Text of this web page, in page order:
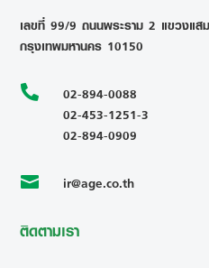
เลขที่ 99/9 ถนนพระราม 2 แขวงแส
กรุงเทพมหานคร 10150

02-894-0088
02-453-1251-3
02-894-0909
 ir@age.co.th
ติดตามเรา